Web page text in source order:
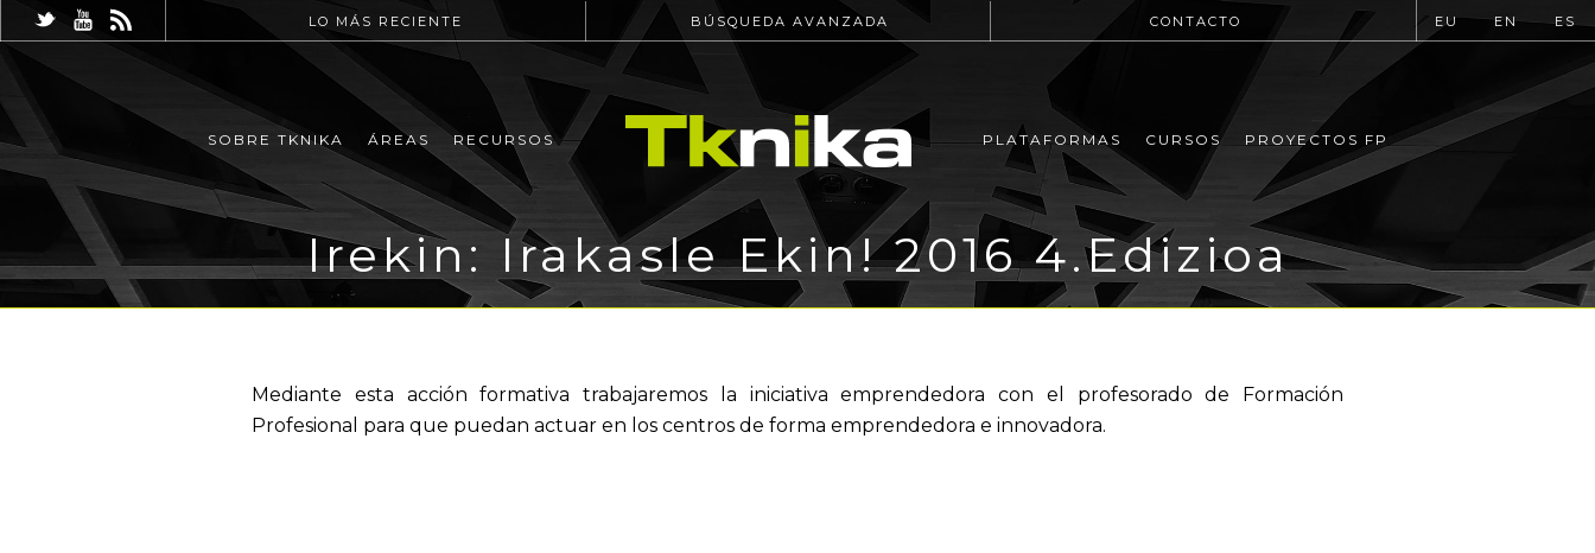
LO MÁS RECIENTE BÚSQUEDA AVANZADA CONTACTO EU EN ES
SOBRE TKNIKA ÁREAS RECURSOS PLATAFORMAS CURSOS PROYECTOS FP
Irekin: Irakasle Ekin! 2016 4.Edizioa
Mediante esta acción formativa trabajaremos la iniciativa emprendedora con el profesorado de Formación
Profesional para que puedan actuar en los centros de forma emprendedora e innovadora.